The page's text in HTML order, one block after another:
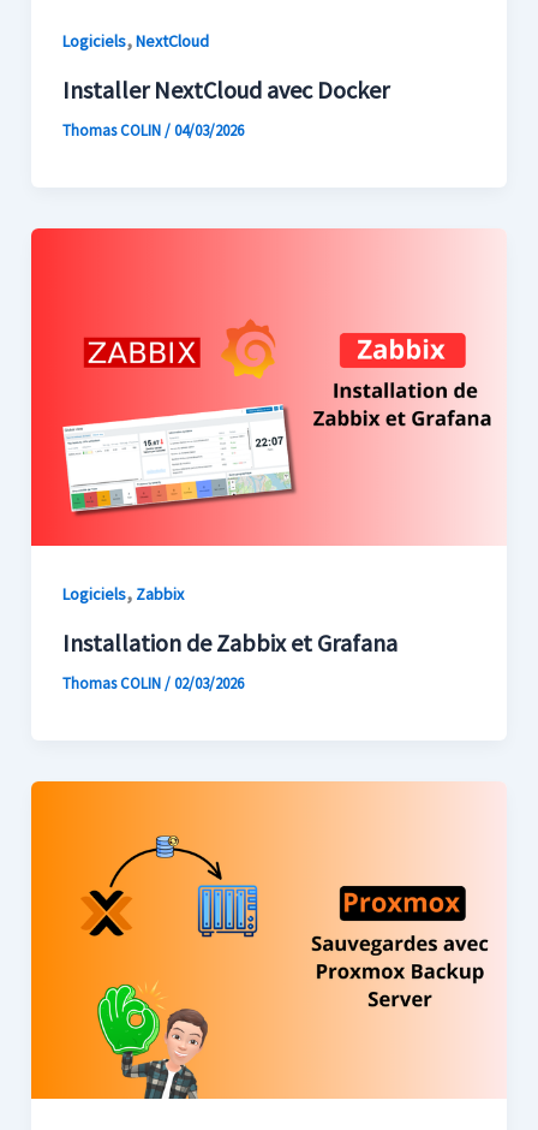
Logiciels,NextCloud
Installer NextCloud avec Docker
Thomas COLIN/04/03/2026
Logiciels, Zabbix
Installation de Zabbix et Grafana
Thomas COLIN/02/03/2026